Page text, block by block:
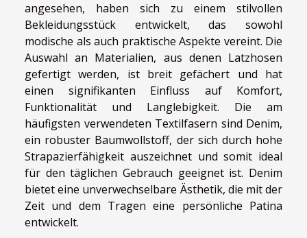
angesehen, haben sich zu einem stilvollen
Bekleidungsstück entwickelt, das sowohl
modische als auch praktische Aspekte vereint. Die
Auswahl an Materialien, aus denen Latzhosen
gefertigt werden, ist breit gefächert und hat
einen signifikanten Einfluss auf Komfort,
Funktionalität und Langlebigkeit. Die am
häufigsten verwendeten Textilfasern sind Denim,
ein robuster Baumwollstoff, der sich durch hohe
Strapazierfähigkeit auszeichnet und somit ideal
für den täglichen Gebrauch geeignet ist. Denim
bietet eine unverwechselbare Ästhetik, die mit der
Zeit und dem Tragen eine persönliche Patina
entwickelt.